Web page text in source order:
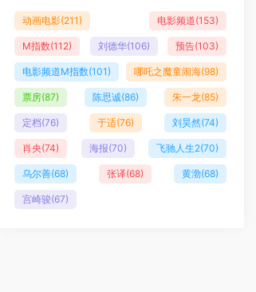
动画电影(211) 电影频道(153)
M指数(112) 刘德华(106) 预告(103)
电影频道M指数(101) 哪吒之魔童闹海(98)
票房(87) 陈思诚(86) 朱一龙(85)
定档(76) 于适(76) 刘昊然(74)
肖央(74) 海报(70) 飞驰人生2(70)
乌尔善(68) 张译(68) 黄渤(68)
宫崎骏(67)